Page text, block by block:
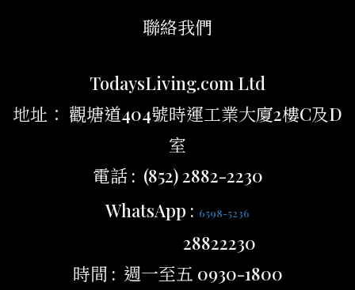
聯絡我們
TodaysLiving.com Ltd
地址： 觀塘道404號時運工業大廈2樓C及D
室
電話 : (852) 2882-2230
WhatsApp : 6598-5236
28822230
時間 : 週一至五 0930-1800